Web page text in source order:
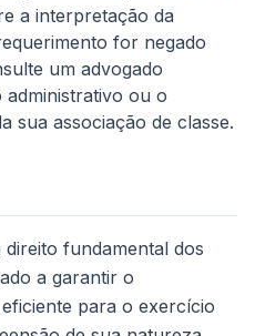
a interpretação da
for negado
um advogado
administrativo ou o
sua associação de classe.
fundamental dos
a garantir o
para o exercício